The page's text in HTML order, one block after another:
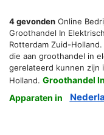
4 gevonden Online
Groothandel In
Rotterdam Zuid-
die aan groothandel in
gerelateerd kunnen zijn
Holland. Groothandel
Apparaten in